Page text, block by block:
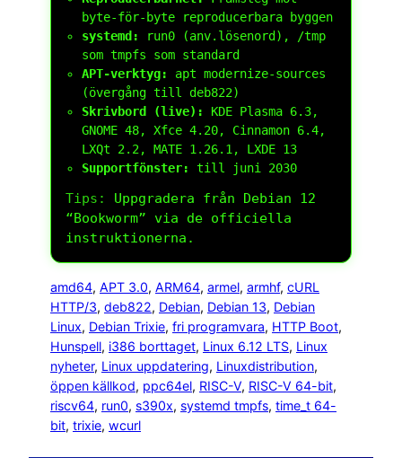
byte-för-byte reproducerbara byggen
systemd:
run0 (anv.lösenord),
/tmp
som tmpfs som standard
APT-verktyg:
apt modernize-sources
(övergång till deb822)
Skrivbord (live):
KDE Plasma 6.3,
GNOME 48, Xfce 4.20, Cinnamon 6.4,
LXQt 2.2, MATE 1.26.1, LXDE 13
Supportfönster:
till juni 2030
Tips:
Uppgradera från Debian 12
“Bookworm” via de officiella
instruktionerna.
amd64, APT 3.0, ARM64, armel, armhf, cURL
HTTP/3, deb822, Debian, Debian 13, Debian
Linux, Debian Trixie, fri programvara, HTTP Boot
Hunspell, i386 borttaget, Linux 6.12 LTS, Linux
nyheter, Linux uppdatering, Linuxdistribution
öppen källkod, ppc64el, RISC-V, RISC-V 64-bit
riscv64, run0, s390x, systemd tmpfs, time_t 64-
bit, trixie, wcurl